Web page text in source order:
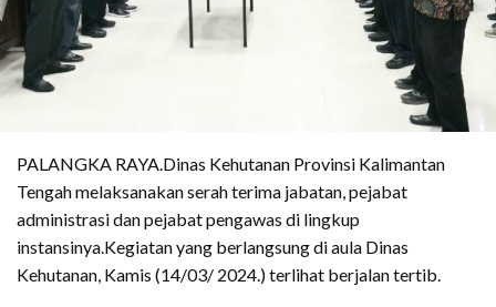
PALANGKA RAYA.Dinas Kehutanan Provinsi Kalimantan
Tengah melaksanakan serah terima jabatan, pejabat
administrasi dan pejabat pengawas di lingkup
instansinya.Kegiatan yang berlangsung di aula Dinas
Kehutanan, Kamis (14/03/ 2024.) terlihat berjalan tertib.